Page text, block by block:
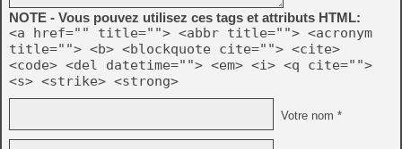
NOTE - Vous pouvez utilisez ces tags et attributs HTML:
<a href="" title=""> <abbr title=""> <acronym
title=""> <b> <blockquote cite=""> <cite>
<code> <del datetime=""> <em> <i> <q cite="">
<s> <strike> <strong>
Votre nom *